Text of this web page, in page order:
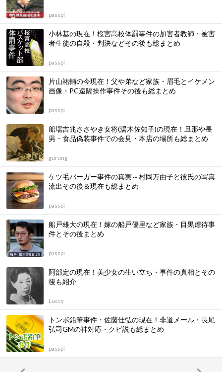
passpi
小林基の現在！桜宮高校体罰事件の加害者教師・被害
者生徒の自殺・判決などその後も総まとめ
passpi
片山祐輔の今現在！父や弟など家族・眉毛とイケメン
画像・PC遠隔操作事件その後も総まとめ
passpi
船場吉兆ささやき女将(湯木佐知子)の現在！旦那や長
男・食品偽装事件での会見・本店の場所も総まとめ
gurung
ケツ毛バーガー事件の真実～村岡万由子と彼氏の写真
流出その後＆現在も総まとめ
passpi
船戸雄大の現在！嫁の船戸優里など家族・目黒虐待事
件とその後まとめ
passpi
阿部定の現在！美少女の生い立ち・事件の真相とその
後も紹介
Luccy
トンボ鉛筆事件・佐藤佳弘の現在！非道メール・長尾
弘司GMの神対応・クビ説も総まとめ
passpi